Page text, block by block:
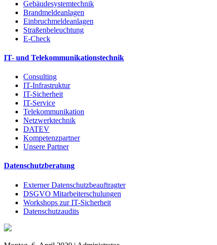
Gebäudesystemtechnik
Brandmeldeanlagen
Einbruchmeldeanlagen
Straßenbeleuchtung
E-Check
IT- und Telekommunikationstechnik
Consulting
IT-Infrastruktur
IT-Sicherheit
IT-Service
Telekommunikation
Netzwerktechnik
DATEV
Kompetenzpartner
Unsere Partner
Datenschutzberatung
Externer Datenschutzbeauftragter
DSGVO Mitarbeiterschulungen
Workshops zur IT-Sicherheit
Datenschutzaudits